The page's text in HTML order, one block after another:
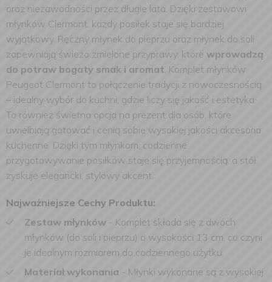
oraz niezawodności przez długie lata. Dzięki zestawowi
młynków Clermont, każdy posiłek staje się bardziej
wyjątkowy. Ręczny młynek do pieprzu oraz młynek do soli
zapewniają świeżo zmielone przyprawy, które wprowadzą
do potraw bogaty smak i aromat. Komplet młynków
Peugeot Clermont to połączenie tradycji z nowoczesnością
– idealny wybór do kuchni, gdzie liczy się jakość i estetyka.
To również świetna opcja na prezent dla osób, które
uwielbiają gotować i cenią sobie wysokiej jakości akcesoria
kuchenne. Dzięki tym młynkom, codzienne
przygotowywanie posiłków staje się przyjemnością, a stół
zyskuje elegancki, stylowy akcent.
Najważniejsze Cechy Produktu:
Zestaw młynków - Komplet składa się z dwóch
młynków (do soli i pieprzu) o wysokości 13 cm, co czyni
je idealnym rozmiarem do codziennego użytku.
Materiał wykonania - Młynki wykonane są z wysokiej